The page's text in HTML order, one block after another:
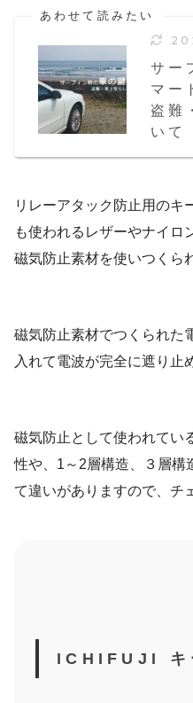
サー
マー
盗難
いて
リレーアタック防止用のキ
も使われるレザーやナイロ
磁気防止素材を使いつくら
磁気防止素材でつくられた
入れて電波が完全に遮り止
磁気防止として使われてい
性や、1～2層構造、３層構
て違いがありますので、チ
ICHIFUJI キ